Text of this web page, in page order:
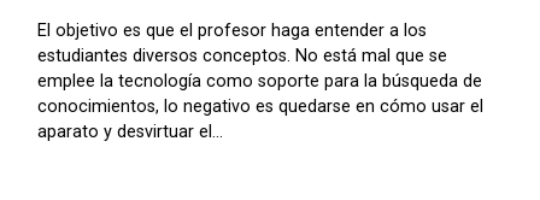
El objetivo es que el profesor haga entender a los
estudiantes diversos conceptos. No está mal que se
emplee la tecnología como soporte para la búsqueda de
conocimientos, lo negativo es quedarse en cómo usar el
aparato y desvirtuar el...